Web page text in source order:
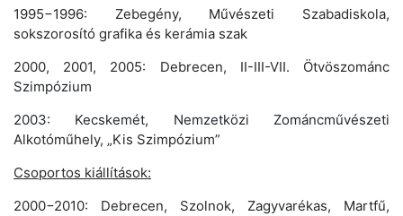
1995−1996: Zebegény, Művészeti Szabadiskola,
sokszorosító grafika és kerámia szak
2000, 2001, 2005: Debrecen, II-III-VII. Ötvöszománc
Szimpózium
2003: Kecskemét, Nemzetközi Zománcművészeti
Alkotóműhely, „Kis Szimpózium”
Csoportos kiállítások:
2000−2010: Debrecen, Szolnok, Zagyvarékas, Martfű,